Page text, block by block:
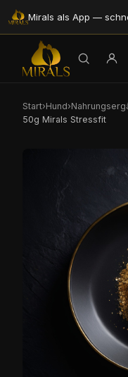
Mirals als App —
Start›Hund›
50g Mirals Stressfit